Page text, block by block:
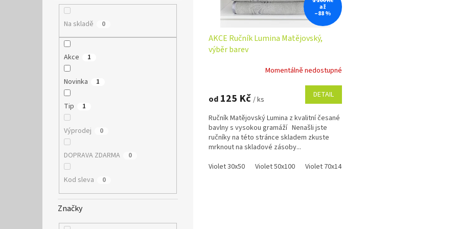
Na skladě 0
Akce 1
Novinka 1
Tip 1
Výprodej 0
DOPRAVA ZDARMA 0
Kod sleva 0
Značky
až
–88 %
AKCE Ručník Lumina Matějovský,
výběr barev
Momentálně nedostupné
od 125 Kč / ks DETAIL
Ručník Matějovský Lumina z kvalitní česané
bavlny s vysokou gramáží Nenašli jste
ručníky na této stránce skladem zkuste
mrknout na skladové zásoby...
Violet 30x50
Violet 50x100 Violet 70x140